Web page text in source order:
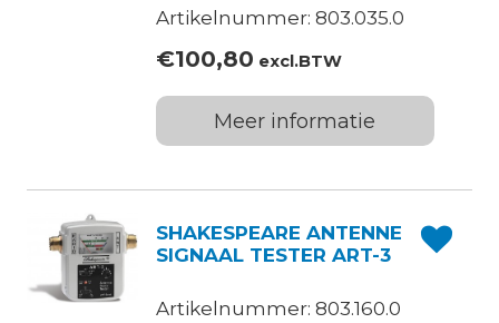
Artikelnummer: 803.035.0
€100,80 excl.BTW
Meer informatie
SHAKESPEARE ANTENNE
SIGNAAL TESTER ART-3
Artikelnummer: 803.160.0